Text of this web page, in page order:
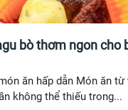
bò thơm ngon cho
ăn hấp dẫn Món ăn
không thể thiếu trong...